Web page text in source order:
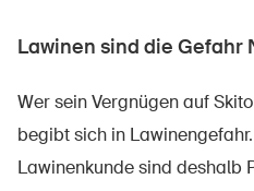
Lawinen sind die Gefahr
Wer sein Vergnügen auf
begibt sich in
Lawinenkunde sind deshalb